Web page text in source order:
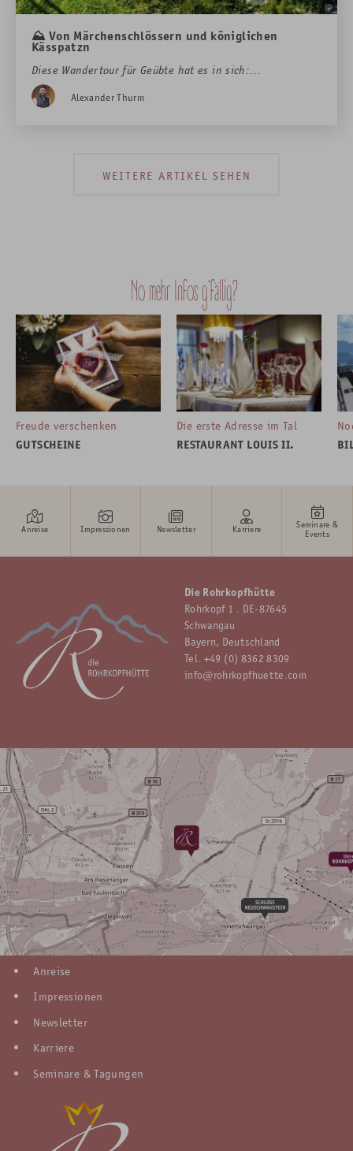
Königsschlösser Neuschwanstein und Hohenschwangau
⛰️ Von Märchenschlössern und königlichen
Kässpatzn
Diese Wandertour für Geübte hat es in sich:
Atemberaubende Ausblicke zu den Märchenschlössern
Neuschwanstein und Hohenschwangau, tiefe Schluchten
Alexander Thurm
WEITERE ARTIKEL SEHEN
No mehr Infos g'fällig?
Freude verschenken
GUTSCHEINE
Die erste Adresse im Tal
RESTAURANT LOUIS II.
Anreise Impressionen Newsletter Karriere
Seminare &
Events
Die Rohrkopfhütte
Rohrkopf 1 . DE-87645
Schwangau
Bayern, Deutschland
Tel. +49 (0) 8362 8309
info@rohrkopfhuette.com
Anreise
Impressionen
Newsletter
Karriere
Seminare & Tagungen